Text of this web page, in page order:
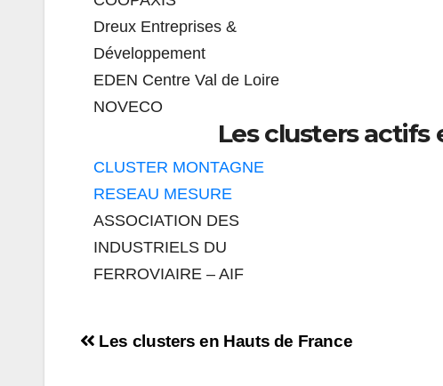
Dreux Entreprises &
Développement
EDEN Centre Val de Loire
NOVECO
Les clusters actifs
CLUSTER MONTAGNE
RESEAU MESURE
ASSOCIATION DES
INDUSTRIELS DU
FERROVIAIRE – AIF
Navigation
Les clusters en Hauts de France